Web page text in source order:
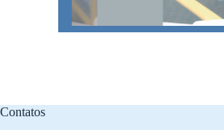
Contatos